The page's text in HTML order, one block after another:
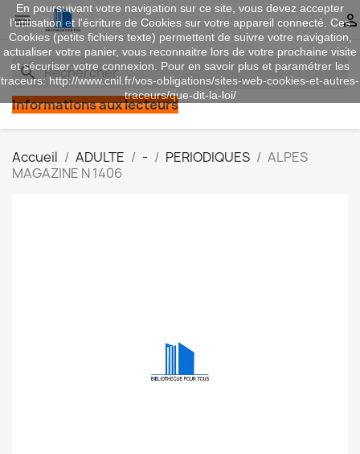
 
search
Informations aux lecteurs
Accueil ADULTE - PERIODIQUES
ALPES
MAGAZINE N 1406
En poursuivant votre navigation sur ce site, vous devez accepter
l’utilisation et l'écriture de Cookies sur votre appareil connecté. Ces
Cookies (petits fichiers texte) permettent de suivre votre navigation,
actualiser votre panier, vous reconnaitre lors de votre prochaine visite
et sécuriser votre connexion. Pour en savoir plus et paramétrer les
traceurs: http://www.cnil.fr/vos-obligations/sites-web-cookies-et-autres-
traceurs/que-dit-la-loi/